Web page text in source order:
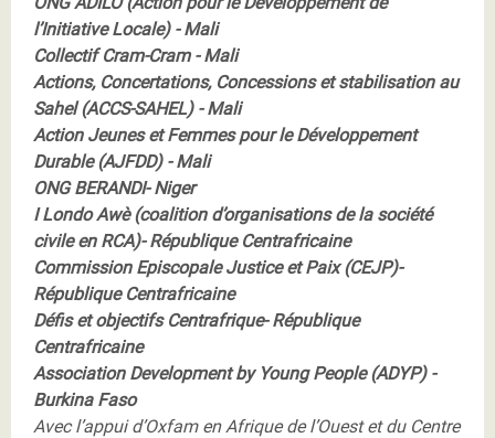
l’Initiative Locale) - Mali
Collectif Cram-Cram - Mali
Actions, Concertations, Concessions et stabilisation au
Sahel (ACCS-SAHEL) - Mali
Action Jeunes et Femmes pour le Développement
Durable (AJFDD) - Mali
ONG BERANDI- Niger
I Londo Awè (coalition d’organisations de la société
civile en RCA)- République Centrafricaine
Commission Episcopale Justice et Paix (CEJP)-
République Centrafricaine
Défis et objectifs Centrafrique- République
Centrafricaine
Association Development by Young People (ADYP) -
Burkina Faso
Avec l’appui d’Oxfam en Afrique de l’Ouest et du Centre